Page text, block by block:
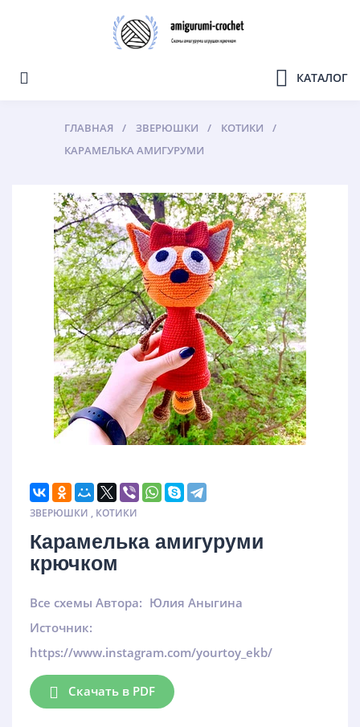
КАТАЛОГ
ГЛАВНАЯ ЗВЕРЮШКИ
КОТИКИ
КАРАМЕЛЬКА АМИГУРУМИ
ЗВЕРЮШКИ , КОТИКИ
Карамелька амигуруми
крючком
Все схемы Автора: Юлия Аныгина
Источник:
https://www.instagram.com/yourtoy_ekb/
Скачать в PDF